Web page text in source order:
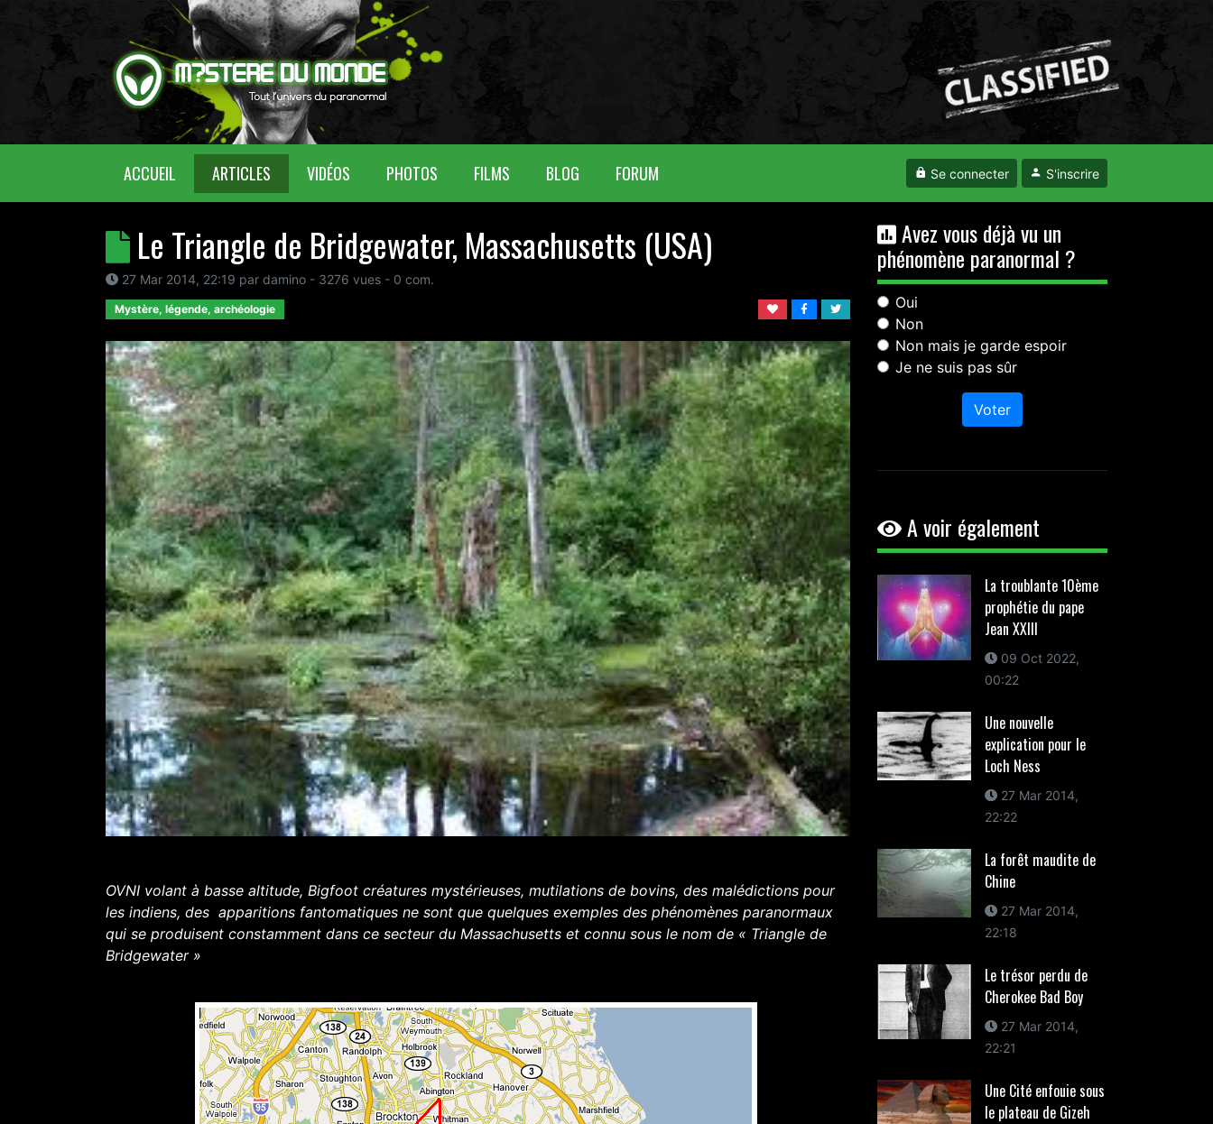
ACCUEIL (CURRENT)ARTICLES VIDÉOS PHOTOS FILMS BLOG FORUM Se connecter S'inscrire
Le Triangle de Bridgewater, Massachusetts (USA)
27 Mar 2014, 22:19 par damino - 3276 vues - 0 com.
Mystère, légende, archéologie
OVNI volant à basse altitude, Bigfoot créatures mystérieuses, mutilations de bovins, des malédictions pour
les indiens, des apparitions fantomatiques ne sont que quelques exemples des phénomènes paranormaux
qui se produisent constamment dans ce secteur du Massachusetts et connu sous le nom de « Triangle de
Bridgewater »
Avez vous déjà vu un
phénomène paranormal ?
Oui
Non
Non mais je garde espoir
Je ne suis pas sûr
Voter
A voir également
La troublante 10ème
prophétie du pape
Jean XXIII
09 Oct 2022,
00:22
Une nouvelle
explication pour le
Loch Ness
27 Mar 2014,
22:22
La forêt maudite de
Chine
27 Mar 2014,
22:18
Le trésor perdu de
Cherokee Bad Boy
27 Mar 2014,
22:21
Une Cité enfouie sous
le plateau de Gizeh